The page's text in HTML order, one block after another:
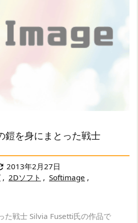
鎧を身にまとった戦士
2013年2月27日
, 2Dソフト , Softimage ,
た戦士 Silvia Fusetti氏の作品で